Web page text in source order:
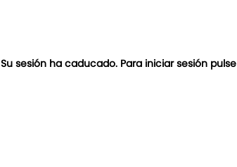
Su sesión ha caducado. Para iniciar sesión pulse